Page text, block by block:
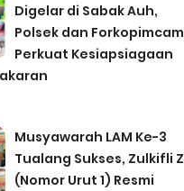
Digelar di Sabak Auh,
Polsek dan Forkopimcam
Perkuat Kesiapsiagaan
Musyawarah LAM Ke-3
Tualang Sukses, Zulkifli Z
(Nomor Urut 1) Resmi